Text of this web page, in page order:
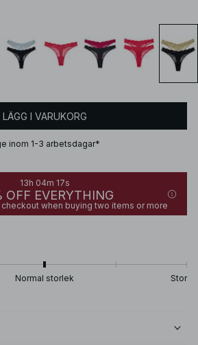
LÄGG I VARUKORG
inom 1-3 arbetsdagar*
13h 04m 17s
OFF EVERYTHING
when buying two items or more
Normal storlek Stor